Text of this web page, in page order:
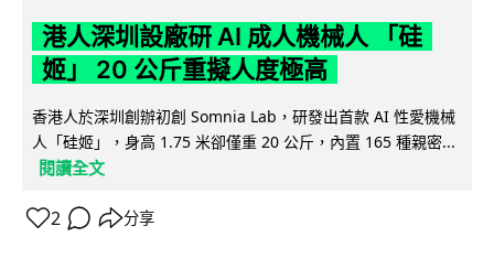
港人深圳設廠研 AI 成人機械人 「硅
姬」 20 公斤重擬人度極高
香港人於深圳創辦初創 Somnia Lab，研發出首款 AI 性愛機械
人「硅姬」，身高 1.75 米卻僅重 20 公斤，內置 165 種親密...
閱讀全文
2 分享